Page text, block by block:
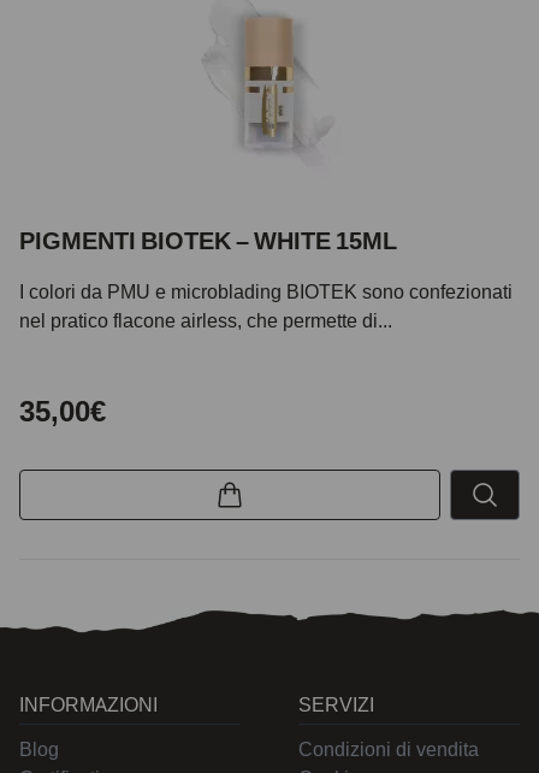
PIGMENTI BIOTEK – WHITE 15ML
I colori da PMU e microblading BIOTEK sono confezionati
nel pratico flacone airless, che permette di...
35,00€
INFORMAZIONI
Blog
SERVIZI
Condizioni di vendita